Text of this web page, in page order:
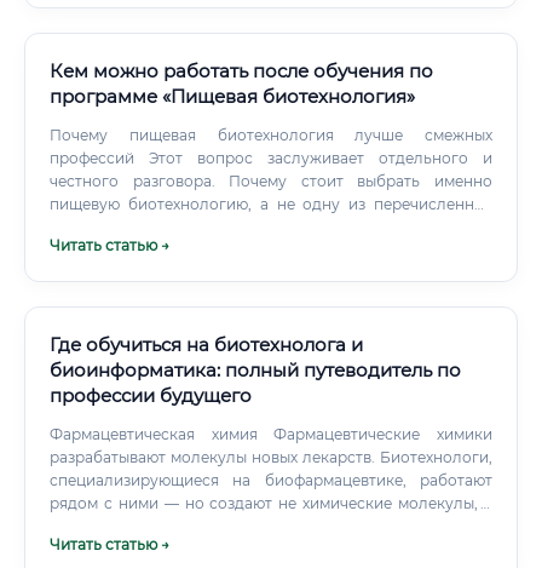
Кем можно работать после обучения по
программе «Пищевая биотехнология»
Почему пищевая биотехнология лучше смежных
профессий Этот вопрос заслуживает отдельного и
честного разговора. Почему стоит выбрать именно
пищевую биотехнологию, а не одну из перечисленных
Читать статью →
Где обучиться на биотехнолога и
биоинформатика: полный путеводитель по
профессии будущего
Фармацевтическая химия Фармацевтические химики
разрабатывают молекулы новых лекарств. Биотехнологи,
специализирующиеся на биофармацевтике, работают
рядом с ними — но создают не химические молекулы, а
Преимущество биотехнологии — биологические
Читать статью →